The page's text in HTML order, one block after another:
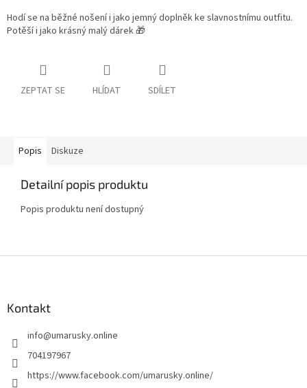
Hodí se na běžné nošení i jako jemný doplněk ke slavnostnímu outfitu.
Potěší i jako krásný malý dárek 🎁
ZEPTAT SE HLÍDAT SDÍLET
Popis Diskuze
Detailní popis produktu
Popis produktu není dostupný
Kontakt
info@umarusky.online
704197967
https://www.facebook.com/umarusky.online/